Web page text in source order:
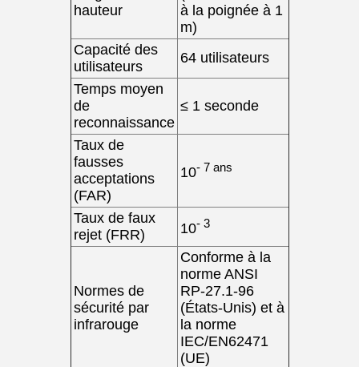
hauteur
à la poignée à 1
m)
Capacité des
utilisateurs
64 utilisateurs
Temps moyen
de
reconnaissance
≤ 1 seconde
Taux de
fausses
acceptations
(FAR)
10- 7 ans
Taux de faux
rejet (FRR)
10- 3
Normes de
sécurité par
infrarouge
Conforme à la
norme ANSI
RP-27.1-96
(États-Unis) et à
la norme
IEC/EN62471
(UE)